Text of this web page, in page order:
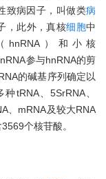
致病因子，叫做类病
，此外，真核细胞中
）和小核
参与hnRNA的剪
的碱基序列确定以
tRNA、5SrRNA、
、mRNA及较大RNA
个核苷酸。